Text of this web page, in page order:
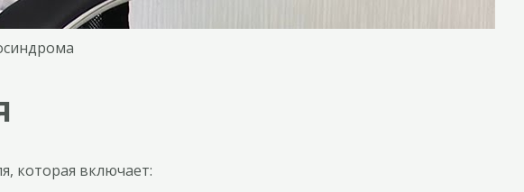
которая включает: